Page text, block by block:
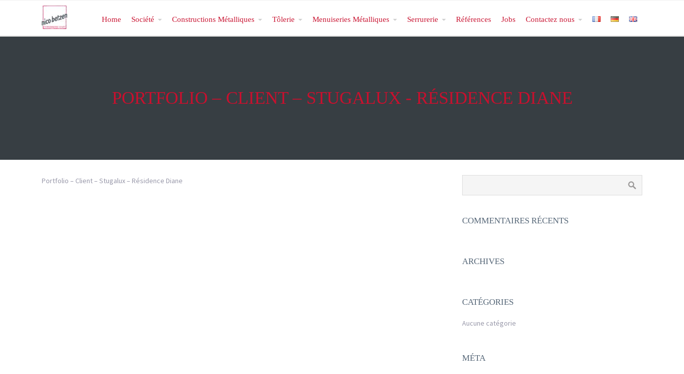
Home Société Constructions Métalliques Tôlerie Menuiseries Métalliques Serrurerie Références Jobs Contactez nous
PORTFOLIO – CLIENT – STUGALUX - RÉSIDENCE DIANE
Portfolio – Client – Stugalux – Résidence Diane
COMMENTAIRES RÉCENTS
ARCHIVES
CATÉGORIES
Aucune catégorie
MÉTA